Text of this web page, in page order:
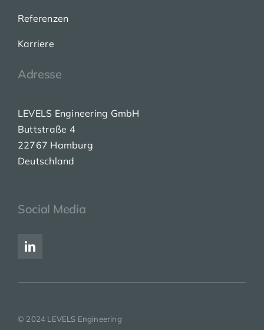
Referenzen
Karriere
Adresse
LEVELS Engineering GmbH
Buttstraße 4
22767 Hamburg
Deutschland
Social Media
© 2024 LEVELS Engineering